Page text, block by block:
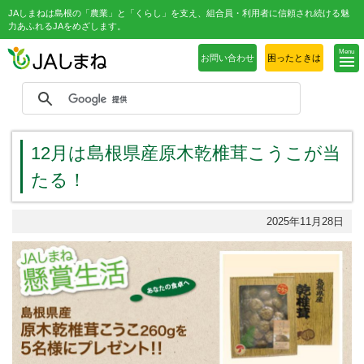
JAしまねは島根の「農業」と「くらし」を支え、組合員・利用者に信頼され続ける魅
力あふれるJAをめざします。
Menu
お問い合わせ 困ったときは
12月は島根県産原木乾椎茸こうこが当
たる！
2025年11月28日